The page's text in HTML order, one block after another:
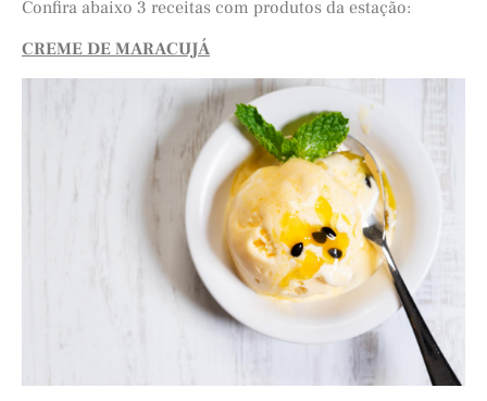
Confira abaixo 3 receitas com produtos da estação:
CREME DE MARACUJÁ